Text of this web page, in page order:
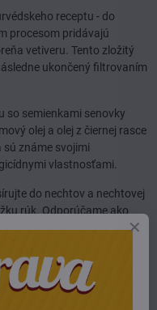
receptu - do
procesom pridávajú
vetiveru. Tento zložitý
ukončený filtrovaním
so semienkami senovky
olej a olej z čiernej rasce
známe svojimi
vlastnosťami.
do nechtov a nechtovej
rúk. Odporúčame ako
aplikácia 1-2x týždenne.
produkt vyrobený z olejov a
prirodzený zákal. Pred